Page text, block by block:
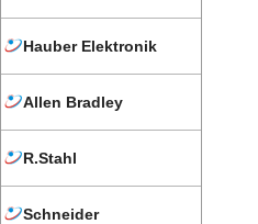
Hauber Elektronik
Allen Bradley
R.Stahl
Schneider